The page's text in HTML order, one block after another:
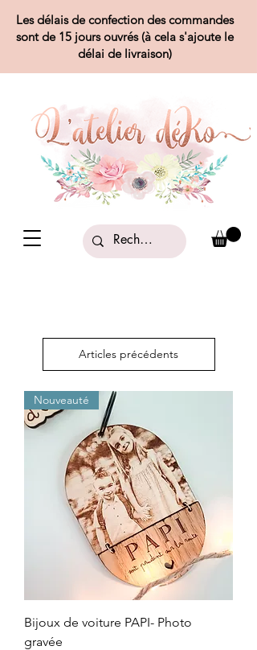
Les délais de confection des commandes
sont de 15 jours ouvrés (à cela s'ajoute le
délai de livraison)
Articles précédents
Nouveauté
Bijoux de voiture PAPI- Photo
gravée